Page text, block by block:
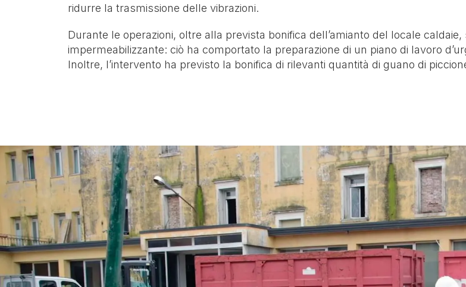
ridurre la trasmissione delle vibrazioni.
Durante le operazioni, oltre alla prevista bonifica dell’amianto del locale
impermeabilizzante: ciò ha comportato la preparazione di un piano di lavoro
Inoltre, l’intervento ha previsto la bonifica di rilevanti quantità di guano di